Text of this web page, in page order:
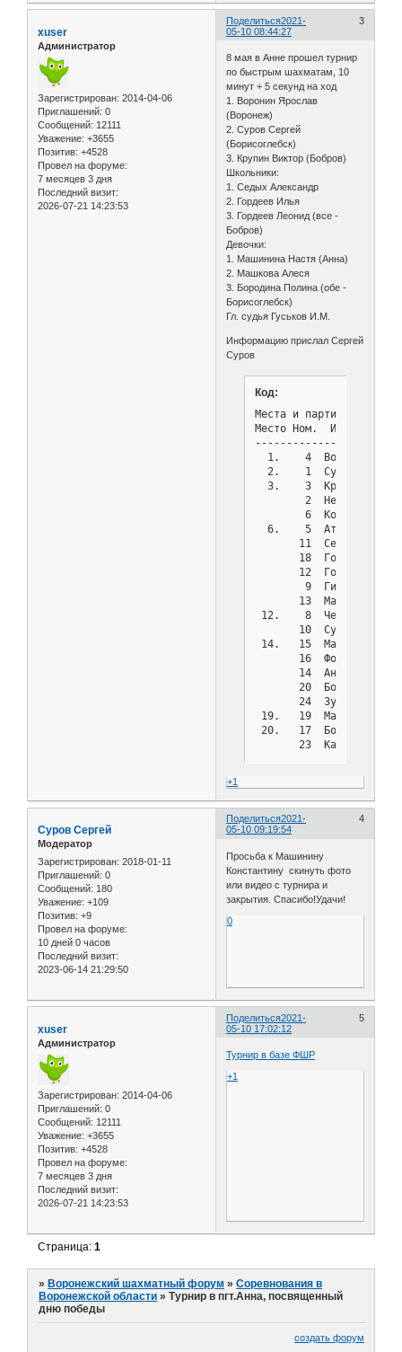
Поделиться 3
2021-
05-10 08:44:27
xuser
Администратор
Зарегистрирован: 2014-04-06
Приглашений: 0
Сообщений: 12111
Уважение: +3655
Позитив: +4528
Провел на форуме:
7 месяцев 3 дня
Последний визит:
2026-07-21 14:23:53
8 мая в Анне прошел турнир
по быстрым шахматам, 10
минут + 5 секунд на ход
1. Воронин Ярослав
(Воронеж)
2. Суров Сергей
(Борисоглебск)
3. Крупин Виктор (Бобров)
Школьники:
1. Седых Александр
2. Гордеев Илья
3. Гордеев Леонид (все -
Бобров)
Девочки:
1. Машинина Настя (Анна)
2. Машкова Алеся
3. Бородина Полина (обе -
Борисоглебск)
Гл. судья Гуськов И.М.
Информацию прислал Сергей
Суров
Код:
Места и партии после
Место Ном.  Имя
1.    4  Воронин
2.    1  Суров
3.    3  Крупин
2  Нестеров
6  Корпусенко
6.    5  Атаназевич
11  Седых
18  Гордеев
12  Гордеев
9  Гиржадович
13  Машинина
12.    8  Черкашенко
10  Сушков
14.   15  Машкова
16  Фоменков
14  Антипов
20  Бородин
24  Зубков
19.   19  Машинин
20.   17  Бородина
23
22  Щипилов
+1
Поделиться 4
2021-
05-10 09:19:54
Cуров Сергей
Модератор
Зарегистрирован: 2018-01-11
Приглашений: 0
Сообщений: 180
Уважение: +109
Позитив: +9
Провел на форуме:
10 дней 0 часов
Последний визит:
2023-06-14 21:29:50
Просьба к Машинину
Константину скинуть фото
или видео с турнира и
закрытия. Спасибо!Удачи!
0
Поделиться 5
2021-
05-10 17:02:12
xuser
Администратор
Зарегистрирован: 2014-04-06
Приглашений: 0
Сообщений: 12111
Уважение: +3655
Позитив: +4528
Провел на форуме:
7 месяцев 3 дня
Последний визит:
2026-07-21 14:23:53
Турнир в базе ФШР
+1
Страница:1
» Воронежский шахматный форум »Соревнования в
Воронежской области »Турнир в пгт.Анна, посвященный
дню победы
создать форум